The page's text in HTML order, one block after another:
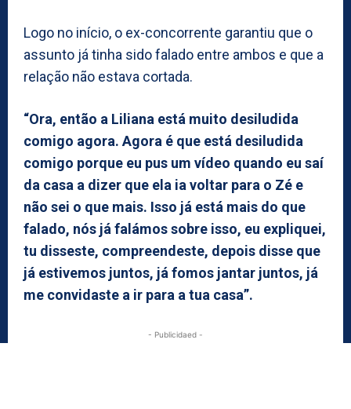
Logo no início, o ex-concorrente garantiu que o
assunto já tinha sido falado entre ambos e que a
relação não estava cortada.
“Ora, então a Liliana está muito desiludida
comigo agora. Agora é que está desiludida
comigo porque eu pus um vídeo quando eu saí
da casa a dizer que ela ia voltar para o Zé e
não sei o que mais. Isso já está mais do que
falado, nós já falámos sobre isso, eu expliquei,
tu disseste, compreendeste, depois disse que
já estivemos juntos, já fomos jantar juntos, já
me convidaste a ir para a tua casa”.
- Publicidaed -